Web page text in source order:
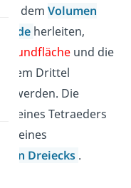
dem Volumen
herleiten,
Grundflächeund die
Drittel
werden. Die
eines Tetraeders
eines
Dreiecks .